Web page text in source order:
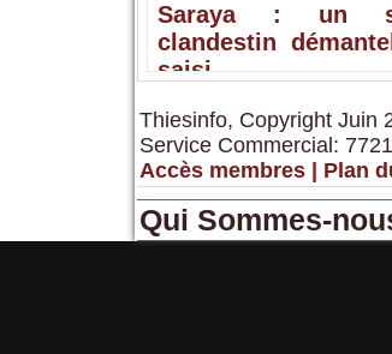
Saraya : un
clandestin
saisi
Thiesinfo, Copyright Juin
Service Commercial:
Accès membres
Plan
Qui Sommes-